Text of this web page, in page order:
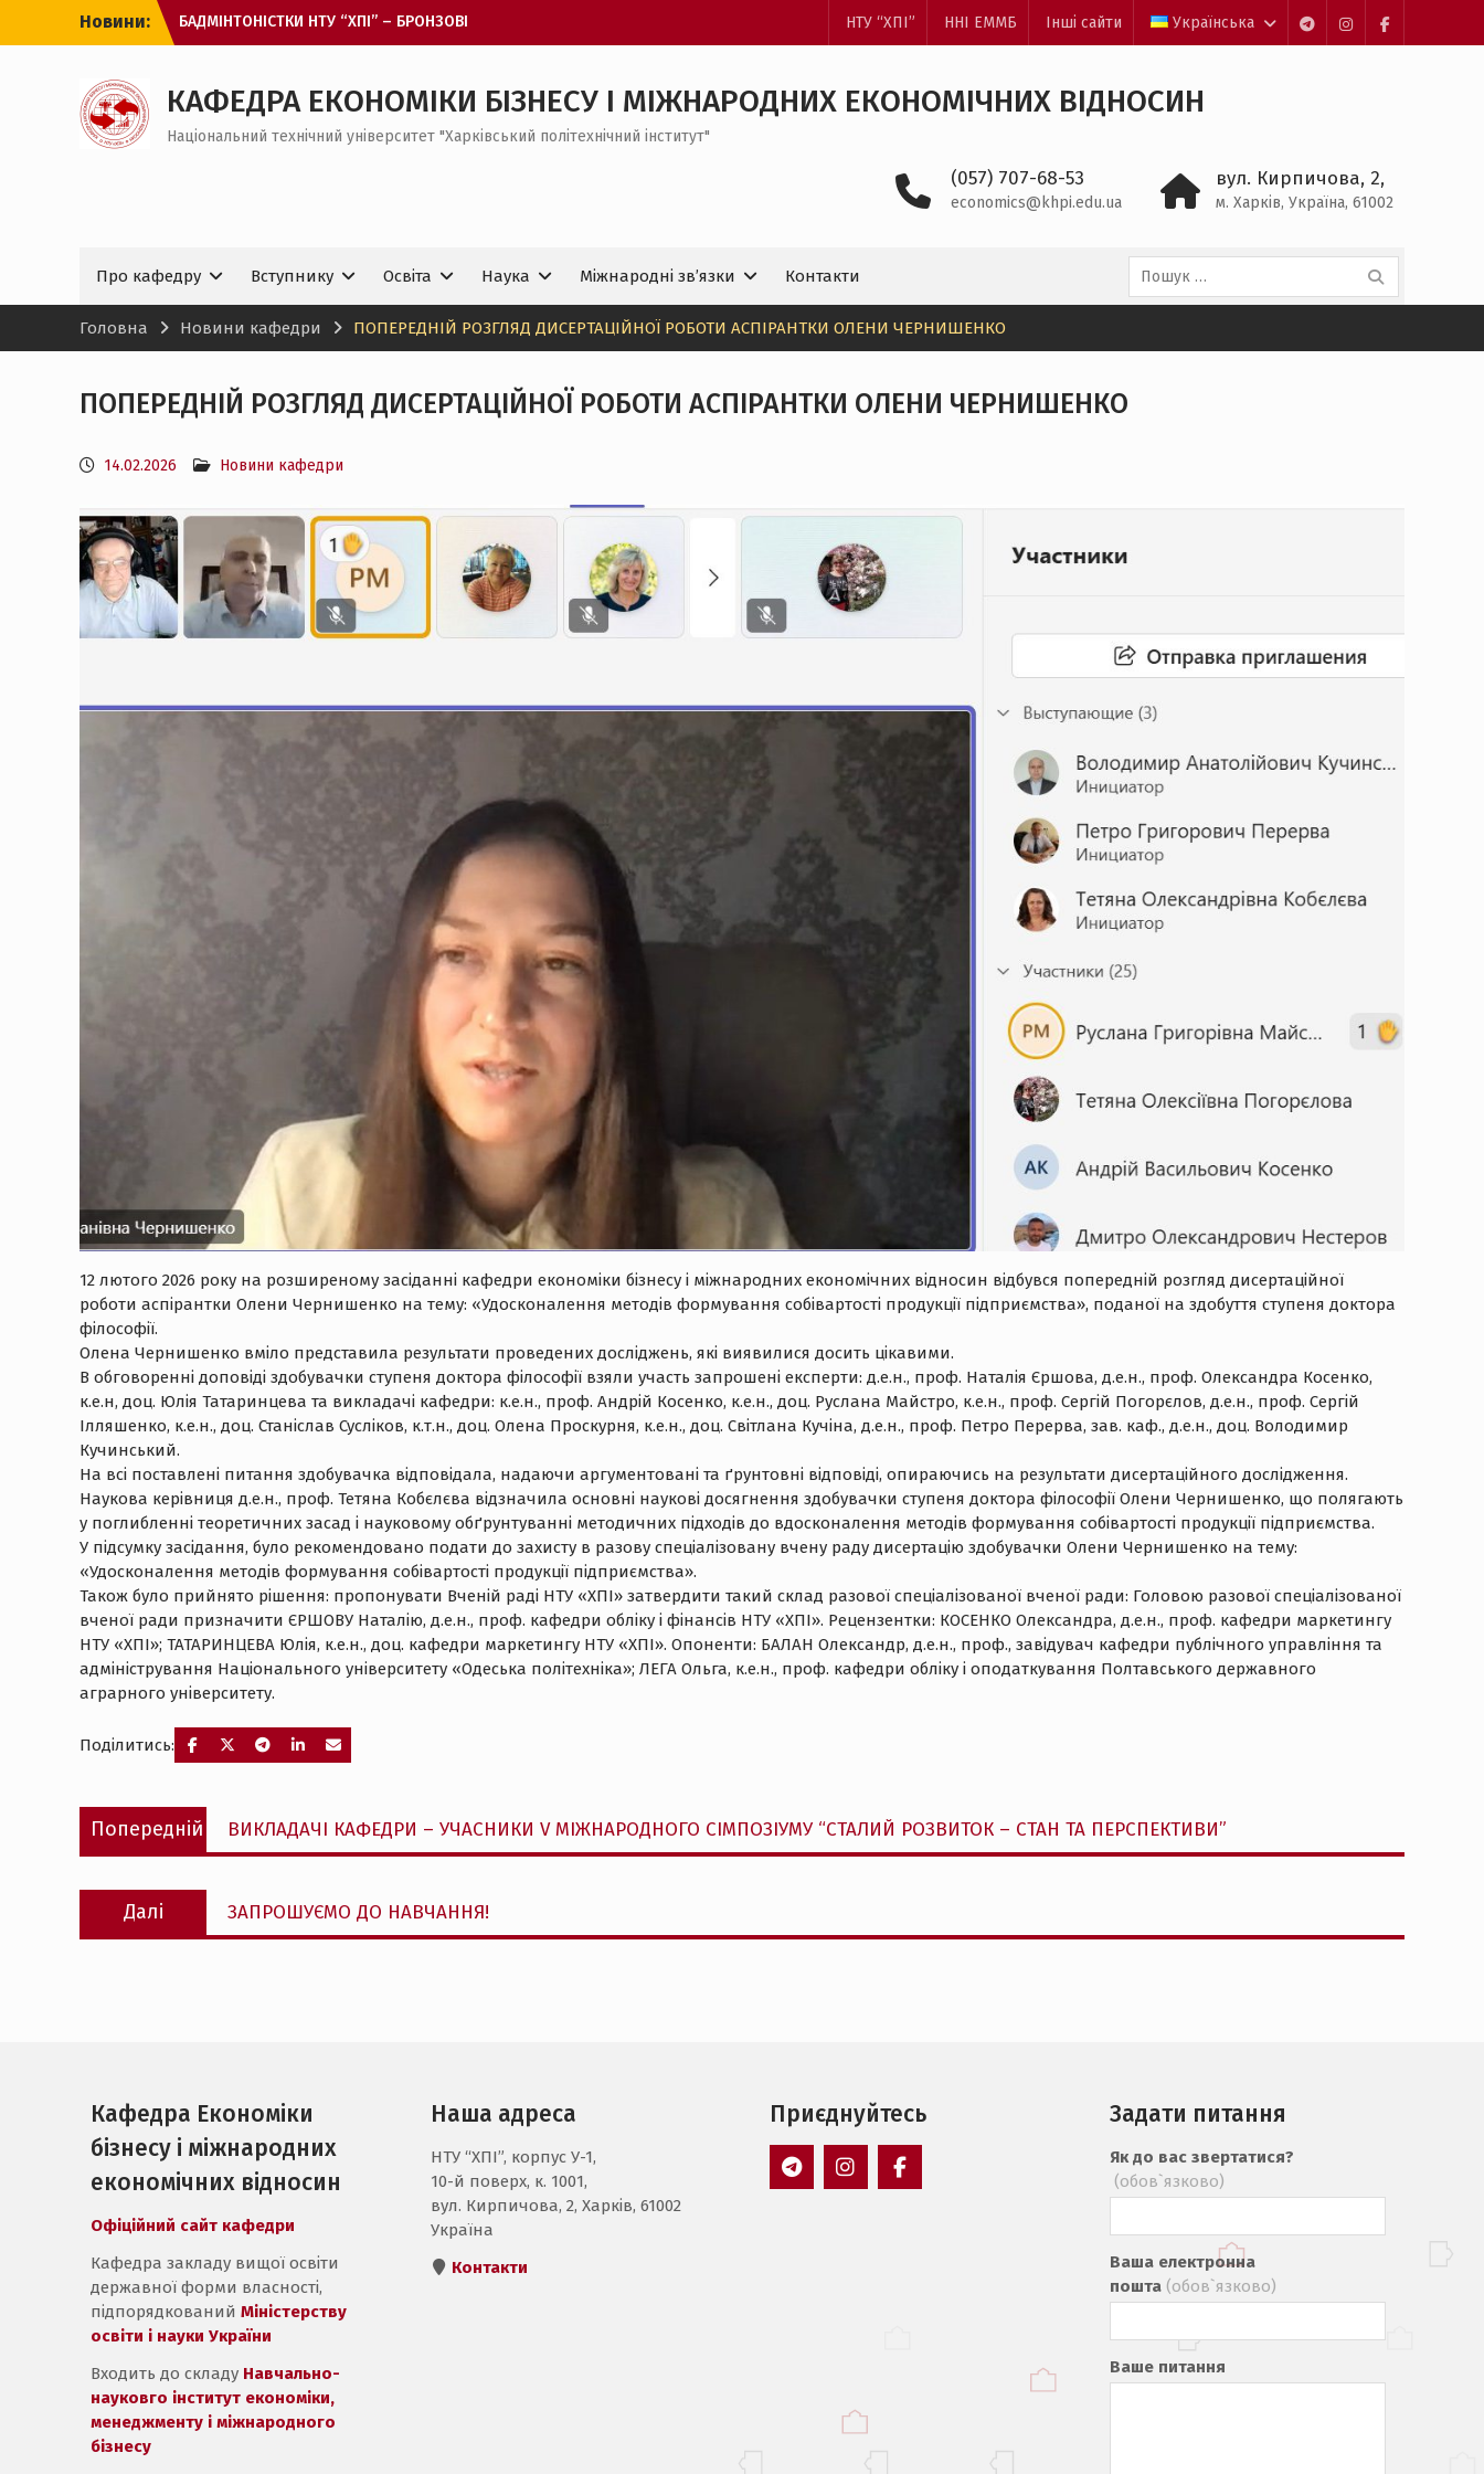
Новини:
БАДМІНТОНІСТКИ НТУ “ХПІ” – БРОНЗОВІ
ПРИЗЕРКИ ЧЕМПІОНАТУ ЄВРОПИ
ОНЛАЙН-ЗУСТРІЧ ДЛЯ ВСТУПНИКІВ ДО
МАГІСТРАТУРИ
ЗАХІД ДЛЯ ЗДОБУВАЧІВ ВИЩОЇ ОСВІТИ
ПунктПунктПункт
НТУ “ХПІ” ННІ ЕММБ Інші сайти Українська
КАФЕДРА ЕКОНОМІКИ БІЗНЕСУ І МІЖНАРОДНИХ ЕКОНОМІЧНИХ ВІДНОСИН
Національний технічний університет "Харківський політехнічний інститут"
(057) 707-68-53
economics@khpi.edu.ua
вул. Кирпичова, 2,
м. Харків, Україна, 61002
Про кафедру Вступнику Освіта Наука Міжнародні зв’язки Контакти
Пошук:
Головна Новини кафедри ПОПЕРЕДНІЙ РОЗГЛЯД ДИСЕРТАЦІЙНОЇ РОБОТИ АСПІРАНТКИ ОЛЕНИ ЧЕРНИШЕНКО
ПОПЕРЕДНІЙ РОЗГЛЯД ДИСЕРТАЦІЙНОЇ РОБОТИ АСПІРАНТКИ ОЛЕНИ ЧЕРНИШЕНКО
14.02.2026 Новини кафедри
12 лютого 2026 року на розширеному засіданні кафедри економіки бізнесу і міжнародних економічних відносин відбувся попередній розгляд дисертаційної
роботи аспірантки Олени Чернишенко на тему: «Удосконалення методів формування собівартості продукції підприємства», поданої на здобуття ступеня доктора
філософії.
Олена Чернишенко вміло представила результати проведених досліджень, які виявилися досить цікавими.
В обговоренні доповіді здобувачки ступеня доктора філософії взяли участь запрошені експерти: д.е.н., проф. Наталія Єршова, д.е.н., проф. Олександра Косенко,
к.е.н, доц. Юлія Татаринцева та викладачі кафедри: к.е.н., проф. Андрій Косенко, к.е.н., доц. Руслана Майстро, к.е.н., проф. Сергій Погорєлов, д.е.н., проф. Сергій
Ілляшенко, к.е.н., доц. Станіслав Сусліков, к.т.н., доц. Олена Проскурня, к.е.н., доц. Світлана Кучіна, д.е.н., проф. Петро Перерва, зав. каф., д.е.н., доц. Володимир
Кучинський.
На всі поставлені питання здобувачка відповідала, надаючи аргументовані та ґрунтовні відповіді, опираючись на результати дисертаційного дослідження.
Наукова керівниця д.е.н., проф. Тетяна Кобєлєва відзначила основні наукові досягнення здобувачки ступеня доктора філософії Олени Чернишенко, що полягають
у поглибленні теоретичних засад і науковому обґрунтуванні методичних підходів до вдосконалення методів формування собівартості продукції підприємства.
У підсумку засідання, було рекомендовано подати до захисту в разову спеціалізовану вчену раду дисертацію здобувачки Олени Чернишенко на тему:
«Удосконалення методів формування собівартості продукції підприємства».
Також було прийнято рішення: пропонувати Вченій раді НТУ «ХПІ» затвердити такий склад разової спеціалізованої вченої ради: Головою разової спеціалізованої
вченої ради призначити ЄРШОВУ Наталію, д.е.н., проф. кафедри обліку і фінансів НТУ «ХПІ». Рецензентки: КОСЕНКО Олександра, д.е.н., проф. кафедри маркетингу
НТУ «ХПІ»; ТАТАРИНЦЕВА Юлія, к.е.н., доц. кафедри маркетингу НТУ «ХПІ». Опоненти: БАЛАН Олександр, д.е.н., проф., завідувач кафедри публічного управління та
адміністрування Національного університету «Одеська політехніка»; ЛЕГА Ольга, к.е.н., проф. кафедри обліку і оподаткування Полтавського державного
аграрного університету.
Поділитись:
Навігація
записів
Попередній
Попередній
запис:
ВИКЛАДАЧІ КАФЕДРИ – УЧАСНИКИ V МІЖНАРОДНОГО СІМПОЗІУМУ “СТАЛИЙ РОЗВИТОК – СТАН ТА ПЕРСПЕКТИВИ”
Далі
Наступний
запис:
ЗАПРОШУЄМО ДО НАВЧАННЯ!
Кафедра Економіки
бізнесу і міжнародних
економічних відносин
Офіційний сайт кафедри
Кафедра закладу вищої освіти
державної форми власності,
підпорядкований Міністерству
освіти і науки України
Входить до складу Навчально-
науковго інститут економіки,
менеджменту і міжнародного
бізнесу
Наша адреса
НТУ “ХПІ”, корпус У-1,
10-й поверх, к. 1001,
вул. Кирпичова, 2, Харків, 61002
Україна
Контакти
Приєднуйтесь Задати питання
Як до вас звертатися?
(обов`язково)
Ваша електронна
пошта (обов`язково)
Ваше питання